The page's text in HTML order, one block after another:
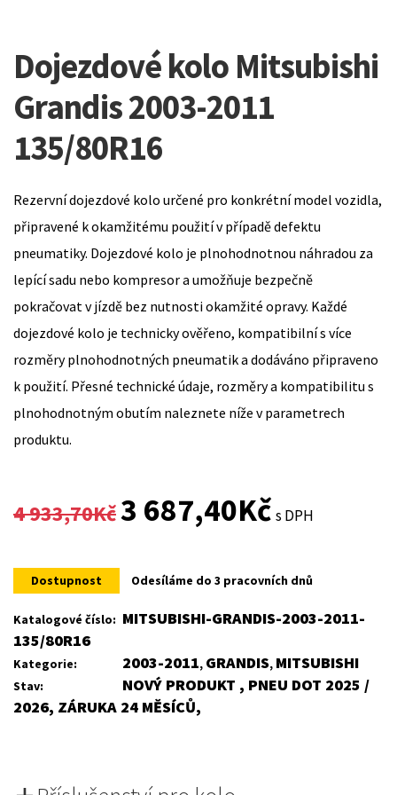
Dojezdové kolo Mitsubishi
Grandis 2003-2011
135/80R16
Rezervní dojezdové kolo určené pro konkrétní model vozidla,
připravené k okamžitému použití v případě defektu
pneumatiky. Dojezdové kolo je plnohodnotnou náhradou za
lepící sadu nebo kompresor a umožňuje bezpečně
pokračovat v jízdě bez nutnosti okamžité opravy. Každé
dojezdové kolo je technicky ověřeno, kompatibilní s více
rozměry plnohodnotných pneumatik a dodáváno připraveno
k použití. Přesné technické údaje, rozměry a kompatibilitu s
plnohodnotným obutím naleznete níže v parametrech
produktu.
4 933,70Kč
Original
was:
4
3 687,40KčCurrent
is:
3
s DPH
Dostupnost Odesíláme do 3 pracovních dnů
Katalogové číslo: MITSUBISHI-GRANDIS-2003-2011-
135/80R16
Kategorie: 2003-2011, GRANDIS, MITSUBISHI
Stav:
NOVÝ PRODUKT , PNEU DOT 2025 /
2026, ZÁRUKA 24 MĚSÍCŮ,